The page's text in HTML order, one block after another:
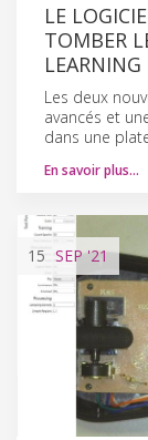
LE
TOMBER
Les deux
avancés et
dans une
En savoir plus…
15 SEP'21